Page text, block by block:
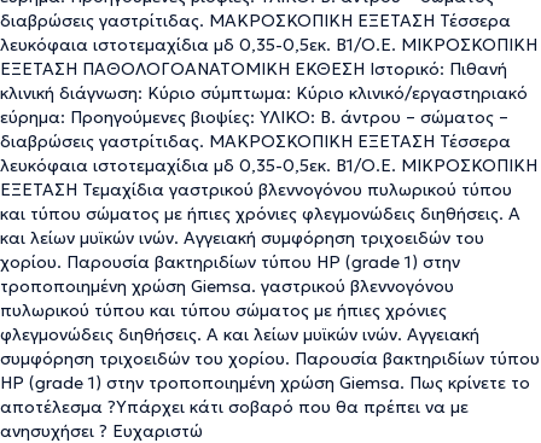
διαβρώσεις γαστρίτιδας. ΜΑΚΡΟΣΚΟΠΙΚΗ ΕΞΕΤΑΣΗ Τέσσερα
λευκόφαια ιστοτεμαχίδια μδ 0,35-0,5εκ. Β1/Ο.Ε. ΜΙΚΡΟΣΚΟΠΙΚΗ
ΕΞΕΤΑΣΗ ΠΑΘΟΛΟΓΟΑΝΑΤΟΜΙΚΗ ΕΚΘΕΣΗ Ιστορικό: Πιθανή
κλινική διάγνωση: Κύριο σύμπτωμα: Κύριο κλινικό/εργαστηριακό
εύρημα: Προηγούμενες βιοψίες: ΥΛΙΚΟ: Β. άντρου – σώματος –
διαβρώσεις γαστρίτιδας. ΜΑΚΡΟΣΚΟΠΙΚΗ ΕΞΕΤΑΣΗ Τέσσερα
λευκόφαια ιστοτεμαχίδια μδ 0,35-0,5εκ. Β1/Ο.Ε. ΜΙΚΡΟΣΚΟΠΙΚΗ
ΕΞΕΤΑΣΗ Τεμαχίδια γαστρικού βλεννογόνου πυλωρικού τύπου
και τύπου σώματος με ήπιες χρόνιες φλεγμονώδεις διηθήσεις. Α
και λείων μυϊκών ινών. Αγγειακή συμφόρηση τριχοειδών του
χορίου. Παρουσία βακτηριδίων τύπου ΗΡ (grade 1) στην
τροποποιημένη χρώση Giemsa. γαστρικού βλεννογόνου
πυλωρικού τύπου και τύπου σώματος με ήπιες χρόνιες
φλεγμονώδεις διηθήσεις. Α και λείων μυϊκών ινών. Αγγειακή
συμφόρηση τριχοειδών του χορίου. Παρουσία βακτηριδίων τύπου
ΗΡ (grade 1) στην τροποποιημένη χρώση Giemsa. Πως κρίνετε το
αποτέλεσμα ?Υπάρχει κάτι σοβαρό που θα πρέπει να με
ανησυχήσει ? Ευχαριστώ